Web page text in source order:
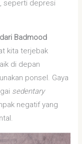
seperti depresi
Badmood
kita terjebak
di depan
ponsel. Gaya
sedentary
negatif yang